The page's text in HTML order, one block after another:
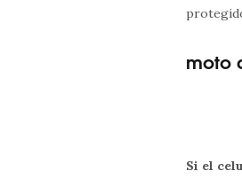
moto
Si el